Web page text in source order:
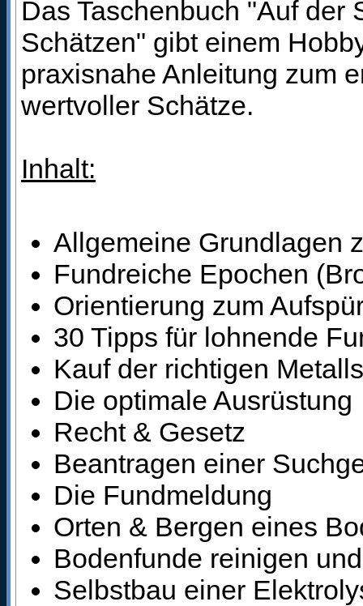
Das Taschenbuch "Auf der
Schätzen" gibt einem
praxisnahe Anleitung zum
wertvoller Schätze.
Inhalt:
Allgemeine Grundlagen
Fundreiche Epochen
Orientierung zum
30 Tipps für lohnende
Kauf der richtigen
Die optimale Ausrüstung
Recht & Gesetz
Beantragen einer
Die Fundmeldung
Orten & Bergen eines
Bodenfunde reinigen
Selbstbau einer